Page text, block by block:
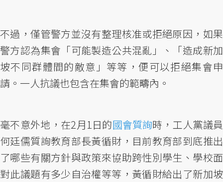
不過，僅管警方並沒有整理核准或拒絕原因，如果
警方認為集會「可能製造公共混亂」、「造成新加
坡不同群體間的敵意」等等，便可以拒絕集會申
請。一人抗議也包含在集會的範疇內。
毫不意外地，在2月1日的國會質詢時，工人黨議員
何廷儒質詢教育部長黃循財，目前教育部到底推出
了哪些有關方針與政策來協助跨性別學生、學校面
對此議題有多少自治權等等，黃循財給出了新加坡